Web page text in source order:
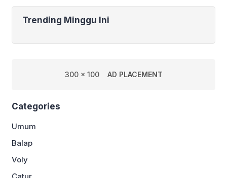
Trending Minggu Ini
300 x 100 AD PLACEMENT
Categories
Umum
Balap
Voly